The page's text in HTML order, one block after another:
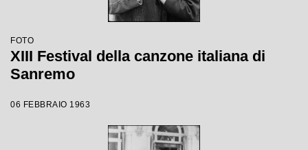
FOTO
XIII Festival della canzone italiana di
Sanremo
06 FEBBRAIO 1963